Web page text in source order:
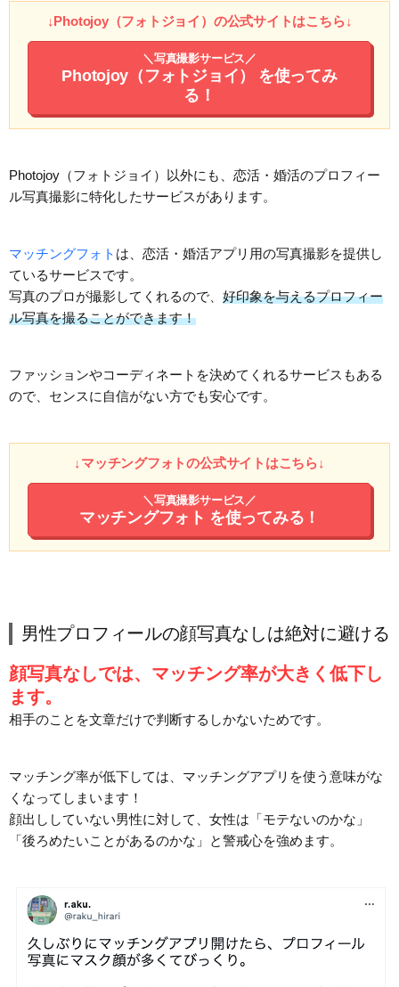
↓Photojoy（フォトジョイ）の公式サイトはこちら↓
＼写真撮影サービス／
Photojoy（フォトジョイ）
を使ってみ
る！
Photojoy（フォトジョイ）以外にも、恋活・婚活のプロフィー
ル写真撮影に特化したサービスがあります。
マッチングフォト は、恋活・婚活アプリ用の写真撮影を提供し
ているサービスです。
写真のプロが撮影してくれるので、 好印象を与えるプロフィー
ル写真を撮ることができます！
ファッションやコーディネートを決めてくれるサービスもある
ので、センスに自信がない方でも安心です。
↓マッチングフォトの公式サイトはこちら↓
＼写真撮影サービス／
マッチングフォト を使ってみる！
男性プロフィールの顔写真なしは絶対に避ける
顔写真なしでは、マッチング率が大きく低下し
ます。
相手のことを文章だけで判断するしかないためです。
マッチング率が低下しては、マッチングアプリを使う意味がな
くなってしまいます！
顔出ししていない男性に対して、女性は「モテないのかな」
「後ろめたいことがあるのかな」と警戒心を強めます。